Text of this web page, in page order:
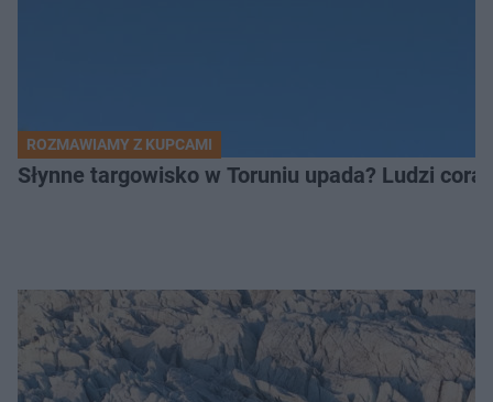
ROZMAWIAMY Z KUPCAMI
Słynne targowisko w Toruniu upada? Ludzi